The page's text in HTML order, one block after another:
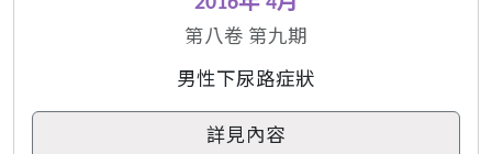
第八卷 第九期
男性下尿路症狀
詳見內容